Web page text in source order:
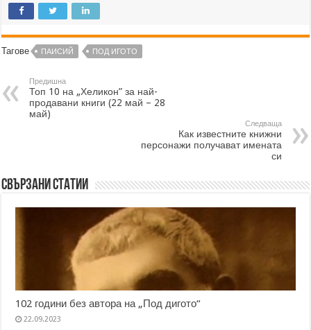
Тагове ПАИСИЙ ПОД ИГОТО
Предишна
Топ 10 на „Хеликон” за най-
продавани книги (22 май – 28
май)
Следваща
Как известните книжни
персонажи получават имената
си
Свързани статии
102 години без автора на „Под дигото“
22.09.2023